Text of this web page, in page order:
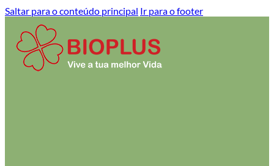
Saltar para o conteúdo principal Ir para o footer